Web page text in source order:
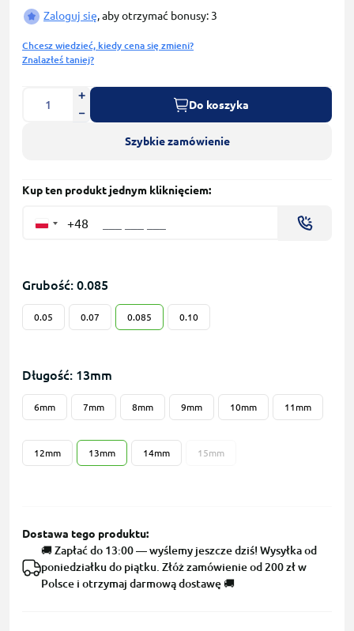
Zaloguj się, aby otrzymać bonusy: 3
Chcesz wiedzieć, kiedy cena się zmieni?
Znalazłeś taniej?
Do koszyka
Szybkie zamówienie
Kup ten produkt jednym kliknięciem:
+48
Grubość: 0.085
0.05 0.07 0.085 0.10
Długość: 13mm
6mm 7mm 8mm 9mm 10mm 11mm
12mm 13mm 14mm 15mm
Dostawa tego produktu:
🚚 Zapłać do 13:00 — wyślemy jeszcze dziś! Wysyłka od
poniedziałku do piątku. Złóż zamówienie od 200 zł w
Polsce i otrzymaj darmową dostawę 🚚